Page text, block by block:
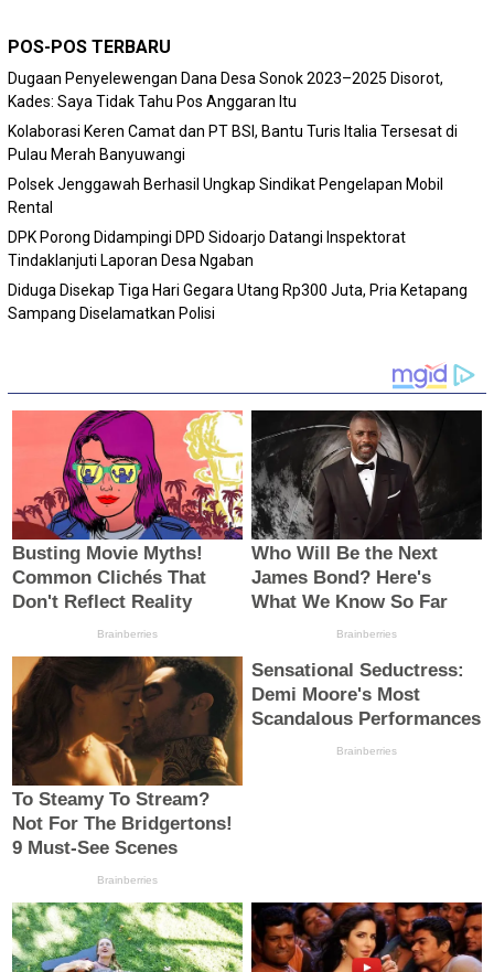
POS-POS TERBARU
Dugaan Penyelewengan Dana Desa Sonok 2023–2025 Disorot,
Kades: Saya Tidak Tahu Pos Anggaran Itu
Kolaborasi Keren Camat dan PT BSI, Bantu Turis Italia Tersesat di
Pulau Merah Banyuwangi
Polsek Jenggawah Berhasil Ungkap Sindikat Pengelapan Mobil
Rental
DPK Porong Didampingi DPD Sidoarjo Datangi Inspektorat
Tindaklanjuti Laporan Desa Ngaban
Diduga Disekap Tiga Hari Gegara Utang Rp300 Juta, Pria Ketapang
Sampang Diselamatkan Polisi